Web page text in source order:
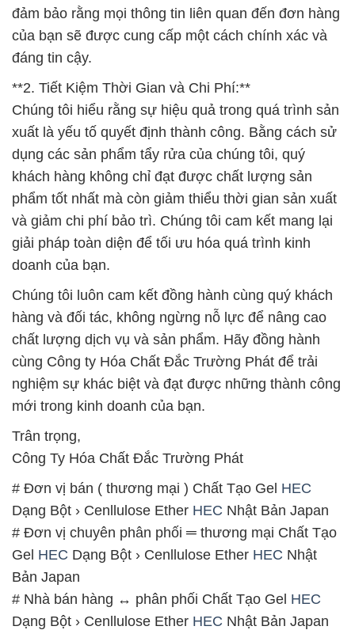
đảm bảo rằng mọi thông tin liên quan đến đơn hàng
của bạn sẽ được cung cấp một cách chính xác và
đáng tin cậy.
**2. Tiết Kiệm Thời Gian và Chi Phí:**
Chúng tôi hiểu rằng sự hiệu quả trong quá trình sản
xuất là yếu tố quyết định thành công. Bằng cách sử
dụng các sản phẩm tẩy rửa của chúng tôi, quý
khách hàng không chỉ đạt được chất lượng sản
phẩm tốt nhất mà còn giảm thiểu thời gian sản xuất
và giảm chi phí bảo trì. Chúng tôi cam kết mang lại
giải pháp toàn diện để tối ưu hóa quá trình kinh
doanh của bạn.
Chúng tôi luôn cam kết đồng hành cùng quý khách
hàng và đối tác, không ngừng nỗ lực để nâng cao
chất lượng dịch vụ và sản phẩm. Hãy đồng hành
cùng Công ty Hóa Chất Đắc Trường Phát để trải
nghiệm sự khác biệt và đạt được những thành công
mới trong kinh doanh của bạn.
Trân trọng,
Công Ty Hóa Chất Đắc Trường Phát
# Đơn vị bán ( thương mại ) Chất Tạo Gel HEC
Dạng Bột › Cenllulose Ether HEC Nhật Bản Japan
# Đơn vị chuyên phân phối ═ thương mại Chất Tạo
Gel HEC Dạng Bột › Cenllulose Ether HEC Nhật
Bản Japan
# Nhà bán hàng ↔ phân phối Chất Tạo Gel HEC
Dạng Bột › Cenllulose Ether HEC Nhật Bản Japan